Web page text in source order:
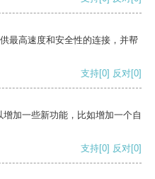
最高速度和安全性的连接，并帮
支持[0] 反对[0]
加一些新功能，比如增加一个自
支持[0] 反对[0]